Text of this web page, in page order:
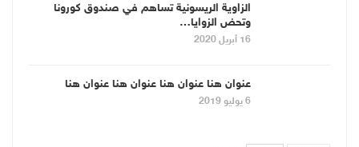
الزاوية الريسونية تساهم في صندوق كورونا
وتحض الزوايا…
16 أبريل 2020
عنوان هنا عنوان هنا عنوان هنا عنوان هنا
6 يوليو 2019